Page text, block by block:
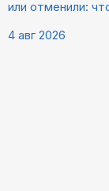
или отменили:
4 авг 2026